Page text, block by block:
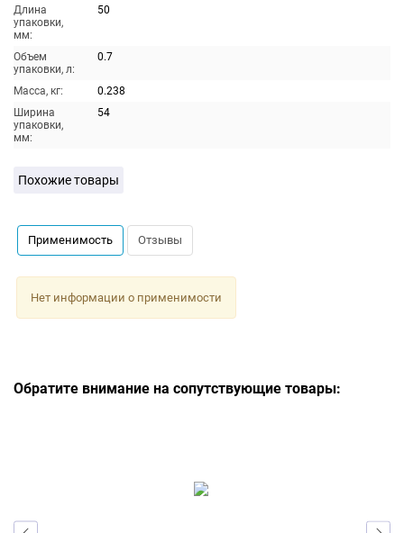
Длина
упаковки,
мм:
50
Объем
упаковки, л:
0.7
Масса, кг:
0.238
Ширина
упаковки,
мм:
54
Похожие товары
Применимость Отзывы
Нет информации о применимости
Обратите внимание на сопутствующие товары: